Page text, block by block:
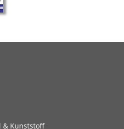
& Kunststoff